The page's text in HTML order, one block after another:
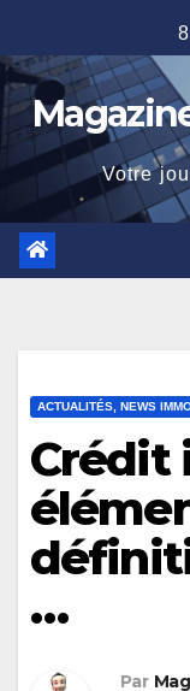
to
content
Votre
ACTUALITÉS, NEWS
Crédit
…
Par